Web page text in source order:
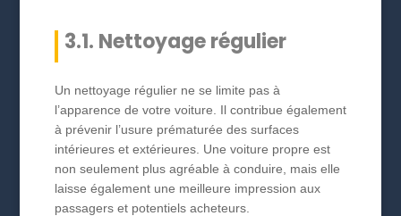
3.1. Nettoyage régulier
Un nettoyage régulier ne se limite pas à
l’apparence de votre voiture. Il contribue également
à prévenir l’usure prématurée des surfaces
intérieures et extérieures. Une voiture propre est
non seulement plus agréable à conduire, mais elle
laisse également une meilleure impression aux
passagers et potentiels acheteurs.